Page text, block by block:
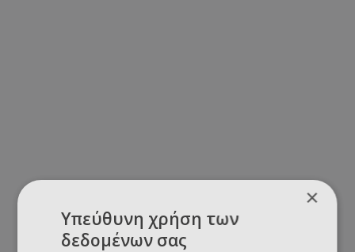
×
Υπεύθυνη χρήση των
δεδομένων σας